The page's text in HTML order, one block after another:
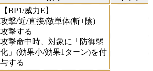
【BP1/威力E】
攻撃/近/直接/敵単体(斬+陰)
攻撃する
攻撃命中時、対象に「防御弱
化」(効果小/効果1ターン)を付
与する